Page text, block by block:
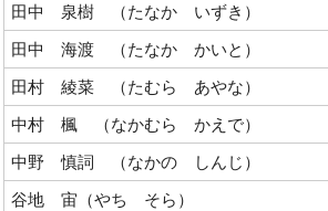
田中 泉樹 （たなか いずき）
田中 海渡 （たなか かいと）
田村 綾菜 （たむら あやな）
中村 楓 （なかむら かえで）
中野 慎詞 （なかの しんじ）
谷地 宙（やち そら）